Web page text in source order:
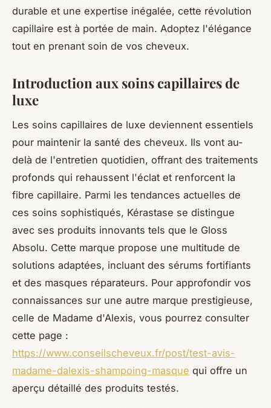
durable et une expertise inégalée, cette révolution
capillaire est à portée de main. Adoptez l'élégance
tout en prenant soin de vos cheveux.
Introduction aux soins capillaires de
luxe
Les soins capillaires de luxe deviennent essentiels
pour maintenir la santé des cheveux. Ils vont au-
delà de l'entretien quotidien, offrant des traitements
profonds qui rehaussent l'éclat et renforcent la
fibre capillaire. Parmi les tendances actuelles de
ces soins sophistiqués, Kérastase se distingue
avec ses produits innovants tels que le Gloss
Absolu. Cette marque propose une multitude de
solutions adaptées, incluant des sérums fortifiants
et des masques réparateurs. Pour approfondir vos
connaissances sur une autre marque prestigieuse,
celle de Madame d'Alexis, vous pourrez consulter
cette page :
https://www.conseilscheveux.fr/post/test-avis-
madame-dalexis-shampoing-masque qui offre un
aperçu détaillé des produits testés.